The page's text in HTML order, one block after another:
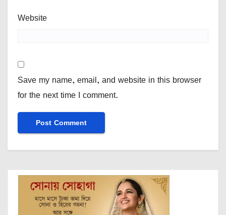
Website
Save my name, email, and website in this browser
for the next time I comment.